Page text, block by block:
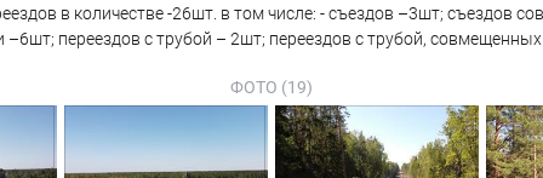
в количестве -26шт. в том числе: - съездов –3шт; съездов
переездов с трубой – 2шт; переездов с трубой,
ФОТО (19)